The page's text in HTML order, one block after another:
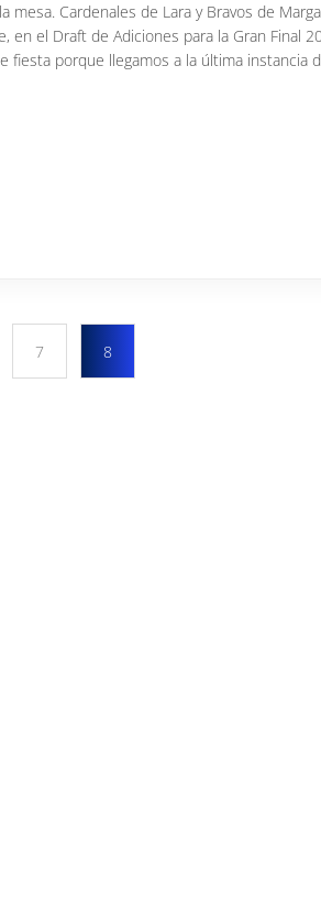
mesa. Cardenales de Lara y Bravos de
en el Draft de Adiciones para la Gran Final
fiesta porque llegamos a la última instancia
7 8